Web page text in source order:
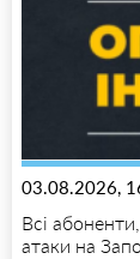
03.08.2026,
Всі
атаки на